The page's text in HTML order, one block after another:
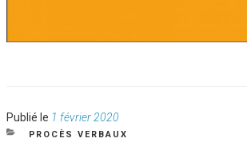
Publié le Publié
le
1 février 2020
CATÉGORIES
PROCÈS VERBAUX